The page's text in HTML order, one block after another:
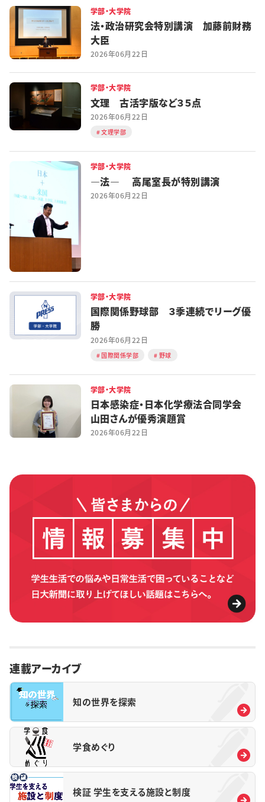
学部・大学院
法・政治研究会特別講演 加藤前財務
大臣
2026年06月22日
学部・大学院
文理 古活字版など３５点
2026年06月22日
文理学部
学部・大学院
―法― 高尾室長が特別講演
2026年06月22日
学部・大学院
国際関係野球部 ３季連続でリーグ優
勝
2026年06月22日
国際関係学部 野球
学部・大学院
日本感染症・日本化学療法合同学会
山田さんが優秀演題賞
2026年06月22日
連載アーカイブ
知の世界を探索
学食めぐり
検証 学生を支える施設と制度